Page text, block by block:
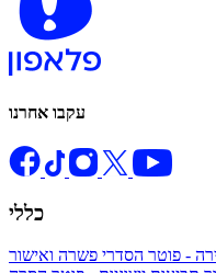
עקבו אחרנו
כללי
- פוטר הסדרי פשרה ואישור